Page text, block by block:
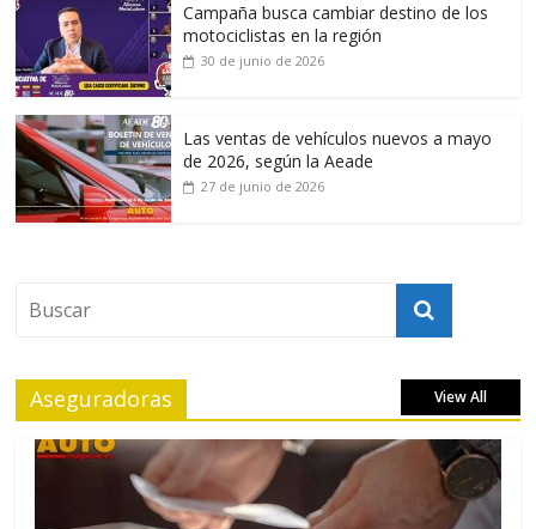
Campaña busca cambiar destino de los
motociclistas en la región
30 de junio de 2026
Las ventas de vehículos nuevos a mayo
de 2026, según la Aeade
27 de junio de 2026
Aseguradoras View All